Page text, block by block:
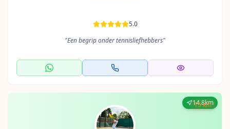
5.0
"Een begrip onder tennisliefhebbers"
14.8km
15 km